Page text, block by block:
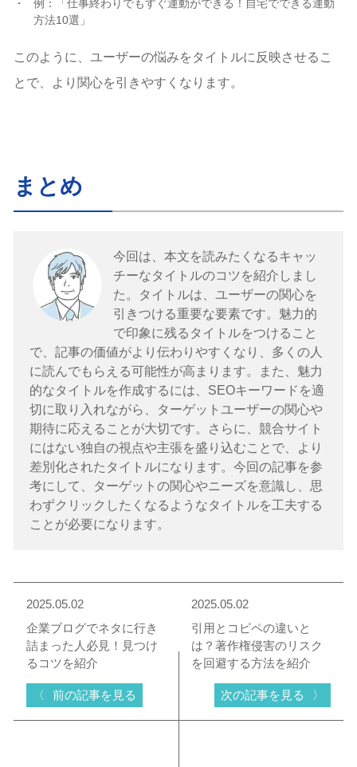
例：「仕事終わりでもすぐ運動ができる！自宅でできる運動
方法10選」
このように、ユーザーの悩みをタイトルに反映させるこ
とで、より関心を引きやすくなります。
まとめ
今回は、本文を読みたくなるキャッ
チーなタイトルのコツを紹介しまし
た。タイトルは、ユーザーの関心を
引きつける重要な要素です。魅力的
で印象に残るタイトルをつけること
で、記事の価値がより伝わりやすくなり、多くの人
に読んでもらえる可能性が高まります。また、魅力
的なタイトルを作成するには、SEOキーワードを適
切に取り入れながら、ターゲットユーザーの関心や
期待に応えることが大切です。さらに、競合サイト
にはない独自の視点や主張を盛り込むことで、より
差別化されたタイトルになります。今回の記事を参
考にして、ターゲットの関心やニーズを意識し、思
わずクリックしたくなるようなタイトルを工夫する
ことが必要になります。
2025.05.02
企業ブログでネタに行き
詰まった人必見！見つけ
るコツを紹介
前の記事を見る
2025.05.02
引用とコピペの違いと
は？著作権侵害のリスク
を回避する方法を紹介
次の記事を見る